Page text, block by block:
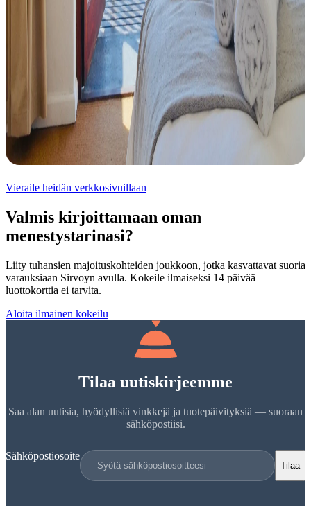
Vieraile heidän verkkosivuillaan
Valmis kirjoittamaan oman
menestystarinasi?
Liity tuhansien majoituskohteiden joukkoon, jotka kasvattavat suoria
varauksiaan Sirvoyn avulla. Kokeile ilmaiseksi 14 päivää –
luottokorttia ei tarvita.
Aloita ilmainen kokeilu
Tilaa uutiskirjeemme
Saa alan uutisia, hyödyllisiä vinkkejä ja tuotepäivityksiä — suoraan
sähköpostiisi.
Sähköpostiosoite
Tilaa